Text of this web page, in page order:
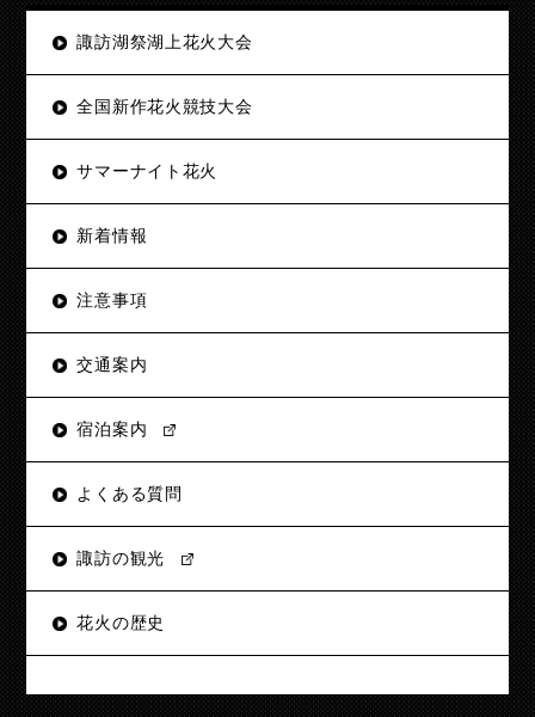
諏訪湖祭湖上花火大会
全国新作花火競技大会
サマーナイト花火
新着情報
注意事項
交通案内
宿泊案内
よくある質問
諏訪の観光
花火の歴史